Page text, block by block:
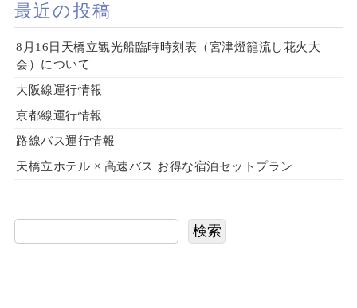
最近の投稿
8月16日天橋立観光船臨時時刻表（宮津燈籠流し花火大
会）について
大阪線運行情報
京都線運行情報
路線バス運行情報
天橋立ホテル × 高速バス お得な宿泊セットプラン
検索